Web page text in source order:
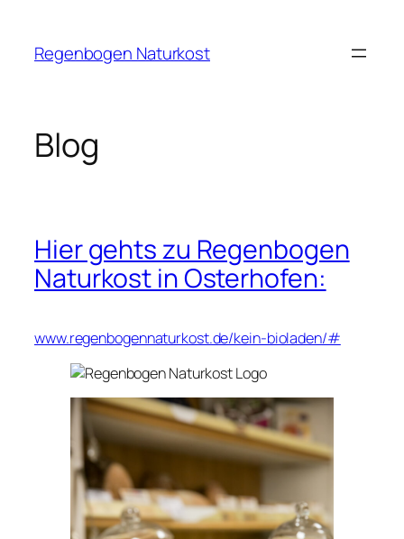
springen
Regenbogen Naturkost
Blog
Hier gehts zu Regenbogen
Naturkost in Osterhofen:
www.regenbogennaturkost.de/kein-bioladen/#